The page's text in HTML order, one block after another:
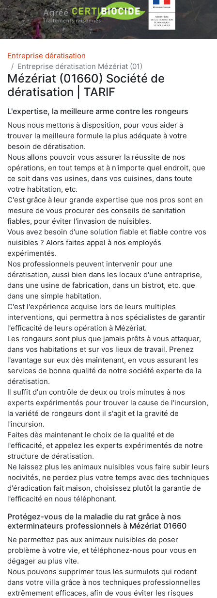
Entreprise dératisation
Entreprise dératisation Mézériat (01)
Mézériat (01660) Société de
dératisation | TARIF
L'expertise, la meilleure arme contre les rongeurs
Nous nous mettons à disposition, pour vous aider à
trouver la meilleure formule la plus adéquate à votre
besoin de dératisation.
Nous allons pouvoir vous assurer la réussite de nos
opérations, en tout temps et à n'importe quel endroit, que
ce soit dans vos usines, dans vos cuisines, dans toute
votre habitation, etc.
C'est grâce à leur grande expertise que nos pros sont en
mesure de vous procurer des conseils de sanitation
fiables, pour éviter l'invasion de nuisibles.
Vous avez besoin d'une solution fiable et fiable contre vos
nuisibles ? Alors faites appel à nos employés
expérimentés.
Nos professionnels peuvent intervenir pour une
dératisation, aussi bien dans les locaux d'une entreprise,
dans une usine de fabrication, dans un bistrot, etc. que
dans une simple habitation.
C'est l'expérience acquise lors de leurs multiples
interventions, qui permettra à nos spécialistes de garantir
l'efficacité de leurs opération à Mézériat.
Les rongeurs sont plus que jamais prêts à vous attaquer,
dans vos habitations et sur vos lieux de travail. Prenez
l'avantage sur eux dès maintenant, en vous assurant les
services de bonne qualité de notre société experte de la
dératisation.
Il suffit d'un contrôle de deux ou trois minutes à nos
experts expérimentés pour trouver la cause de l'incursion,
la variété de rongeurs dont il s'agit et la gravité de
l'incursion.
Faites dès maintenant le choix de la qualité et de
l'efficacité, et appelez les experts expérimentés de notre
structure de dératisation.
Ne laissez plus les animaux nuisibles vous faire subir leurs
nocivités, ne perdez plus votre temps avec des techniques
d'éradication fait maison, choisissez plutôt la garantie de
l'efficacité en nous téléphonant.
Protégez-vous de la maladie du rat grâce à nos
exterminateurs professionnels à Mézériat 01660
Ne permettez pas aux animaux nuisibles de poser
problème à votre vie, et téléphonez-nous pour vous en
dégager au plus vite.
Nous pouvons supprimer tous les surmulots qui rodent
dans votre villa grâce à nos techniques professionnelles
extrêmement efficaces, afin de vous éviter les risques